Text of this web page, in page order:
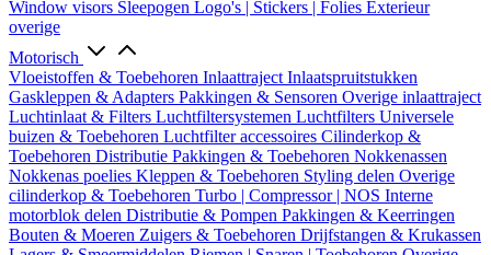
Window visors Sleepogen Logo's | Stickers | Folies Exterieur
overige
Motorisch
Vloeistoffen & Toebehoren Inlaattraject Inlaatspruitstukken
Gaskleppen & Adapters Pakkingen & Sensoren Overige inlaattraject
Luchtinlaat & Filters Luchtfiltersystemen Luchtfilters Universele
buizen & Toebehoren Luchtfilter accessoires Cilinderkop &
Toebehoren Distributie Pakkingen & Toebehoren Nokkenassen
Nokkenas poelies Kleppen & Toebehoren Styling delen Overige
cilinderkop & Toebehoren Turbo | Compressor | NOS Interne
motorblok delen Distributie & Pompen Pakkingen & Keerringen
Bouten & Moeren Zuigers & Toebehoren Drijfstangen & Krukassen